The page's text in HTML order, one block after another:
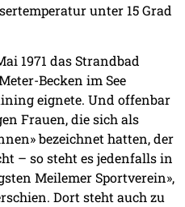
unter 15 Grad
1971 das Strandbad
Becken im See
eignete. Und offenbar
Frauen, die sich als
bezeichnet hatten, der
– so steht es jedenfalls in
Meilemer Sportverein»,
Dort steht auch zu